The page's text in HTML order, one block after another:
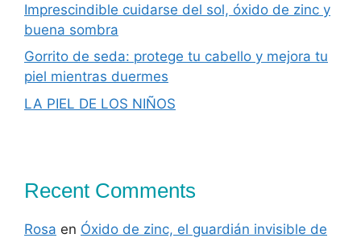
Imprescindible cuidarse del sol, óxido de zinc y
buena sombra
Gorrito de seda: protege tu cabello y mejora tu
piel mientras duermes
LA PIEL DE LOS NIÑOS
Recent Comments
Rosa en Óxido de zinc, el guardián invisible de